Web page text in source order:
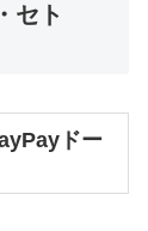
セト
ドー